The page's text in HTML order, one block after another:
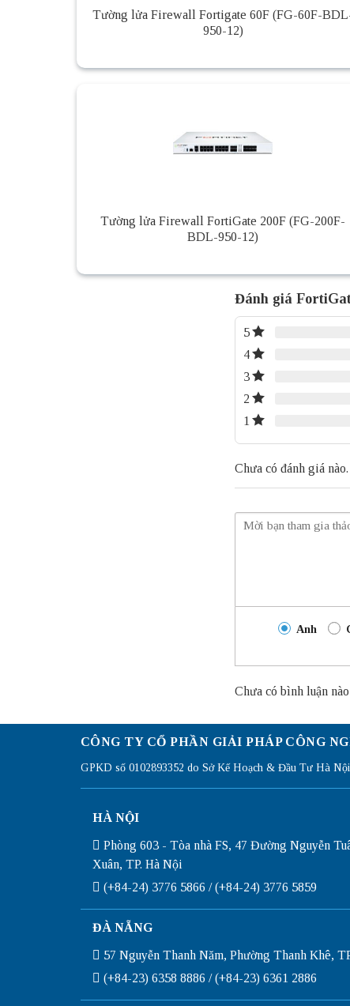
Tường lửa Firewall Fortigate 60F (FG-60F-
950-12)
Tường lửa Firewall FortiGate 200F (FG-200F-
BDL-950-12)
Đánh giá
5
4
3
2
1
Chưa có đánh giá nào.
Anh
Chưa có bình luận nào
CÔNG TY CỔ PHẦN GIẢI PHÁP CÔNG
GPKD số 0102893352 do Sở Kế Hoạch & Đầu Tư Hà
HÀ NỘI
Phòng 603 - Tòa nhà FS, 47 Đường Nguyễn
Xuân, TP. Hà Nội
(+84-24) 3776 5866 / (+84-24) 3776 5859
ĐÀ NẴNG
57 Nguyễn Thanh Năm, Phường Thanh Khê,
(+84-23) 6358 8886 / (+84-23) 6361 2886